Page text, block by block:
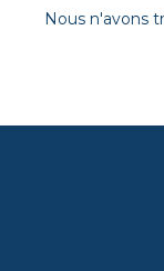
Nous n'avons